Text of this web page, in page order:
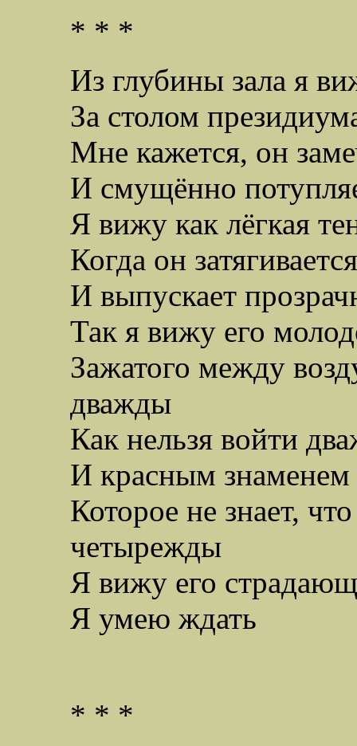
* * *
Из глубины зала я
За столом
Мне кажется, он
И смущённо
Я вижу как лёгкая
Когда он
И выпускает
Так я вижу его
Зажатого между
дважды
Как нельзя войти
И красным знаменем
Которое не знает,
четырежды
Я вижу его
Я умею ждать
* * *